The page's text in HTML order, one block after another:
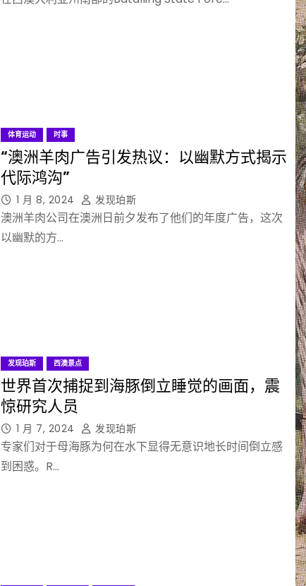
体育运动 时事
“澳洲羊肉广告引发热议：以幽默方式揭示
代际鸿沟”
1 月 8, 2024 发现珀斯
澳洲羊肉公司在澳洲日前夕发布了他们的年度广告，这次
以幽默的方…
发现珀斯 西澳景点
世界首次捕捉到海豚倒立睡觉的画面，震
惊研究人员
1 月 7, 2024 发现珀斯
专家们对于母海豚为何在水下显得无意识地长时间倒立感
到困惑。R…